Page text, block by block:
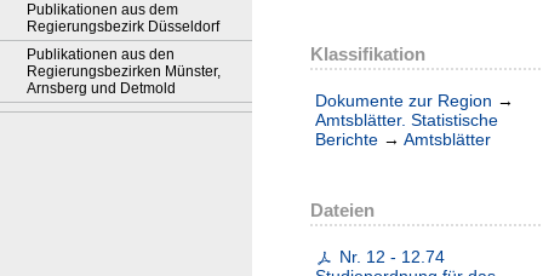
Publikationen aus dem
Regierungsbezirk Düsseldorf
Publikationen aus den
Regierungsbezirken Münster,
Arnsberg und Detmold
Klassifikation
Dokumente zur Region →
Amtsblätter. Statistische
Berichte → Amtsblätter
Dateien
Nr. 12 - 12.74